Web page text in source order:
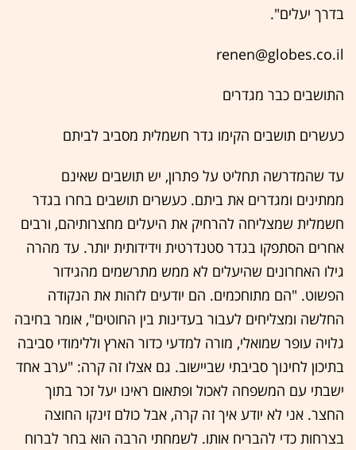
בדרך יעלים".
renen@globes.co.il
התושבים כבר מגדרים
כעשרים תושבים הקימו גדר חשמלית מסביב לביתם
עד שהמדרשה תחליט על פתרון, יש תושבים שאינם
ממתינים ומגדרים את ביתם. כעשרים תושבים בחרו בגדר
חשמלית שמצליחה להרחיק את היעלים מחצרותיהם, ורבים
אחרים הסתפקו בגדר סטנדרטית וידידותית יותר. עד מהרה
גילו האחרונים שהיעלים לא ממש מתרשמים מהגידור
הפשוט. "הם מתוחכמים. הם יודעים לזהות את הנקודה
החלשה ומצליחים לעבור בעדינות בין החוטים", אומר בחיבה
גלויה עופר שמואלי, מורה למדעי כדור הארץ וללימודי סביבה
בתיכון לחינוך סביבתי שביישוב. גם אצלו זה קרה: "ערב אחד
ישבתי עם המשפחה לאכול ופתאום ראינו יעל זכר בתוך
החצר. אני לא יודע איך זה קרה, אבל כולם זינקו החוצה
בצרחות כדי להבריח אותו. לשמחתי הרבה הוא בחר לברוח